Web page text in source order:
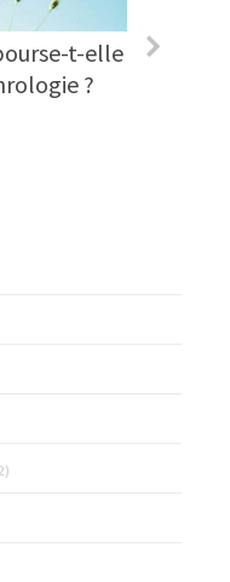
t-elle
?